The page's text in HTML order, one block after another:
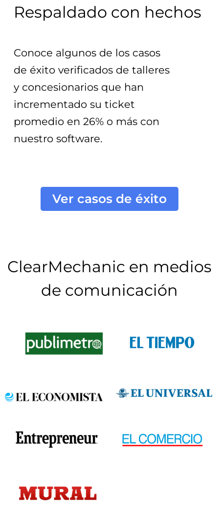
Respaldado con hechos
Conoce algunos de los casos
de éxito verificados de talleres
y concesionarios que han
incrementado su ticket
promedio en 26% o más con
nuestro software.
Ver casos de éxito
ClearMechanic en medios
de comunicación